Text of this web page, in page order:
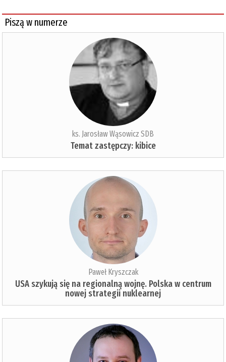
Piszą w numerze
ks. Jarosław Wąsowicz SDB
Temat zastępczy: kibice
Paweł Kryszczak
USA szykują się na regionalną wojnę. Polska w centrum
nowej strategii nuklearnej